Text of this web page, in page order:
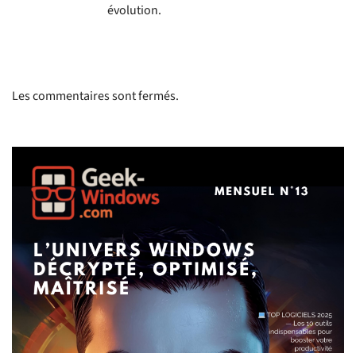
évolution.
Les commentaires sont fermés.